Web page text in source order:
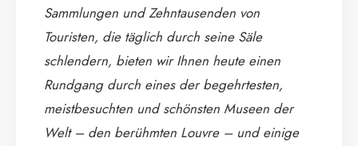
Sammlungen und Zehntausenden von
Touristen, die täglich durch seine Säle
schlendern, bieten wir Ihnen heute einen
Rundgang durch eines der begehrtesten,
meistbesuchten und schönsten Museen der
Welt – den berühmten Louvre – und einige